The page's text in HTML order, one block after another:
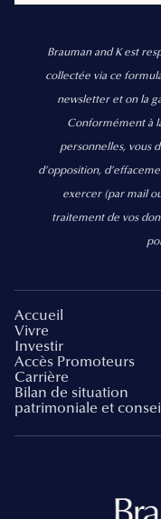
Brauman and K est
collectée via ce
newsletter et on la
Conformément à
personnelles, vous
d’opposition,
exercer (par mail
traitement de vos
Accueil
Vivre
Investir
Accès Promoteurs
Carrière
Bilan de situation
patrimoniale et conseil